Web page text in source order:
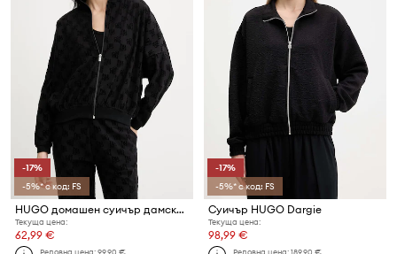
-17%
-5%* с код: FS
HUGO домашен суичър дамски с памук TERRYMONOGRAM_JACKET
Текуща цена:
62,99 €
Редовна цена:99,90 €
-17%
-5%* с код: FS
Суичър HUGO Dargie
Текуща цена:
98,99 €
Редовна цена:189,90 €